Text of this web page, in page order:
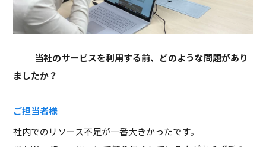
─ 当社のサービスを利用する前、どのような問題があり
ましたか？
ご担当者様
社内でのリソース不足が一番大きかったです。